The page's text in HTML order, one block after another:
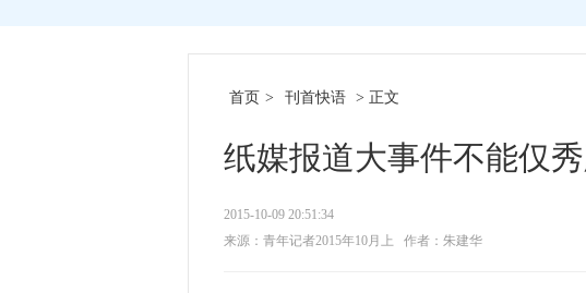
首页 > 刊首快语 > 正文
纸媒报道大事件不能仅
2015-10-09 20:51:34
来源：青年记者2015年10月上
作者：朱建华